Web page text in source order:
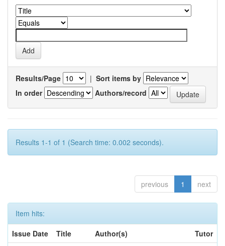
Results/Page | Sort items by
In order
Authors/record
Results 1-1 of 1 (Search time: 0.002 seconds).
previous 1 next
Item hits:
Issue Date
Title Author(s)
Tutor